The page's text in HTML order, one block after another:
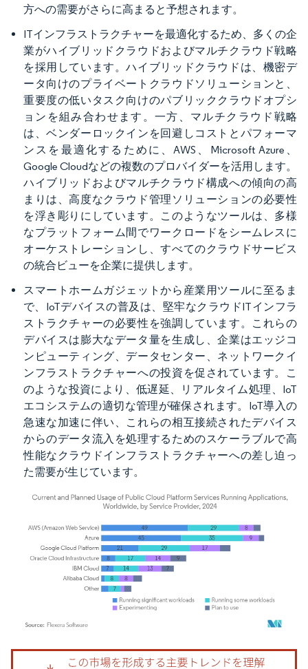
方への需要がさらに高まると予想されます。
ITインフラストラクチャーを最適化するため、多くの企
業がハイブリッドクラウドおよびマルチクラウド戦略
を採用しています。ハイブリッドクラウドは、機密デ
ータ向けのプライベートクラウドソリューションと、
重要度の低いタスク向けのパブリッククラウドオプシ
ョンを組み合わせます。一方、マルチクラウド戦略
は、ベンダーロックインを回避しコストとパフォーマ
ンスを最適化するために、AWS、Microsoft Azure、
Google Cloudなどの複数のプロバイダーを活用します。
ハイブリッドおよびマルチクラウド構成への傾向の高
まりは、高度なクラウド管理ソリューションの必要性
を浮き彫りにしています。このようなツールは、多様
なプラットフォーム間でワークロードをシームレスに
オーケストレーションし、すべてのクラウドサービス
の統合ビューを企業に提供します。
スマートホームガジェットから産業用ツールに至るま
で、IoTデバイスの普及は、堅牢なクラウドITインフラ
ストラクチャーの必要性を強調しています。これらの
デバイスは膨大なデータ量を生成し、企業はエッジコ
ンピューティング、データセンター、ネットワークイ
ンフラストラクチャーへの投資を促されています。こ
のような投資により、低遅延、リアルタイム処理、IoT
エコシステムの適切な管理が確保されます。IoT導入の
急速な加速に伴い、これらの相互接続されたデバイス
からのデータ流入を処理するためのスケーラブルで高
性能なクラウドインフラストラクチャーへの差し迫っ
た需要が生じています。
画像 © Mordor Intelligence。再利用にはCC BY 4.0の表示が必要です。